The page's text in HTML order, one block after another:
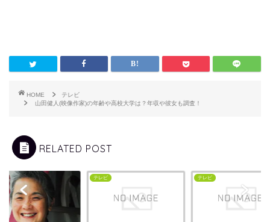
HOME
テレビ
山田健人(映像作家)の年齢や高校大学は？年収や彼女も調査！
RELATED POST
テレビ テレビ